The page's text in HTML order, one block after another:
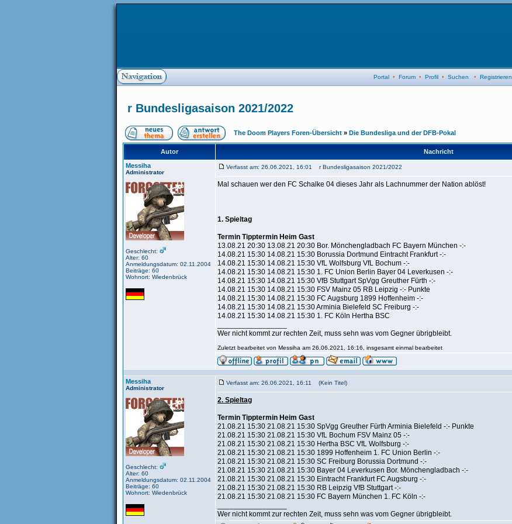
Portal • Forum • Profil • Suchen • Registrieren
r Bundesligasaison 2021/2022
The Doom Players Foren-Übersicht » Die Bundesliga und der DFB-Pokal
Autor
Nachricht
Messiha
Administrator
Geschlecht:
Alter: 60
Anmeldungsdatum: 02.11.2004
Beiträge: 60
Wohnort: Wiedenbrück
Verfasst am: 26.06.2021, 16:01 r Bundesligasaison 2021/2022
Mal schauen wer den FC Schalke 04 dieses Jahr als Lachnummer der Nation ablöst!
1. Spieltag
Termin Tipptermin Heim Gast
13.08.21 20:30 13.08.21 20:30 Bor. Mönchengladbach FC Bayern München -:-
14.08.21 15:30 14.08.21 15:30 Borussia Dortmund Eintracht Frankfurt -:-
14.08.21 15:30 14.08.21 15:30 VfL Wolfsburg VfL Bochum -:-
14.08.21 15:30 14.08.21 15:30 1. FC Union Berlin Bayer 04 Leverkusen -:-
14.08.21 15:30 14.08.21 15:30 VfB Stuttgart SpVgg Greuther Fürth -:-
14.08.21 15:30 14.08.21 15:30 FSV Mainz 05 RB Leipzig -:- Punkte
14.08.21 15:30 14.08.21 15:30 FC Augsburg 1899 Hoffenheim -:-
14.08.21 15:30 14.08.21 15:30 Arminia Bielefeld SC Freiburg -:-
14.08.21 15:30 14.08.21 15:30 1. FC Köln Hertha BSC
Wer nicht kommt zur rechten Zeit, muss sehn was vom Gegner übrigbleibt.
Zuletzt bearbeitet von Messiha am 26.06.2021, 16:16, insgesamt einmal bearbeitet
Messiha
Administrator
Geschlecht:
Alter: 60
Anmeldungsdatum: 02.11.2004
Beiträge: 60
Wohnort: Wiedenbrück
Verfasst am: 26.06.2021, 16:11 (Kein Titel)
2. Spieltag
Termin Tipptermin Heim Gast
21.08.21 15:30 21.08.21 15:30 SpVgg Greuther Fürth Arminia Bielefeld -:- Punkte
21.08.21 15:30 21.08.21 15:30 VfL Bochum FSV Mainz 05 -:-
21.08.21 15:30 21.08.21 15:30 Hertha BSC VfL Wolfsburg -:-
21.08.21 15:30 21.08.21 15:30 1899 Hoffenheim 1. FC Union Berlin -:-
21.08.21 15:30 21.08.21 15:30 SC Freiburg Borussia Dortmund -:-
21.08.21 15:30 21.08.21 15:30 Bayer 04 Leverkusen Bor. Mönchengladbach -:-
21.08.21 15:30 21.08.21 15:30 Eintracht Frankfurt FC Augsburg -:-
21.08.21 15:30 21.08.21 15:30 RB Leipzig VfB Stuttgart -:-
21.08.21 15:30 21.08.21 15:30 FC Bayern München 1. FC Köln -:-
Wer nicht kommt zur rechten Zeit, muss sehn was vom Gegner übrigbleibt.